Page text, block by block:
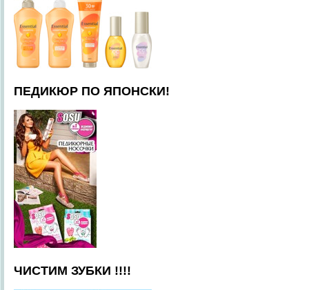
ПЕДИКЮР ПО ЯПОНСКИ!
ЧИСТИМ ЗУБКИ !!!!